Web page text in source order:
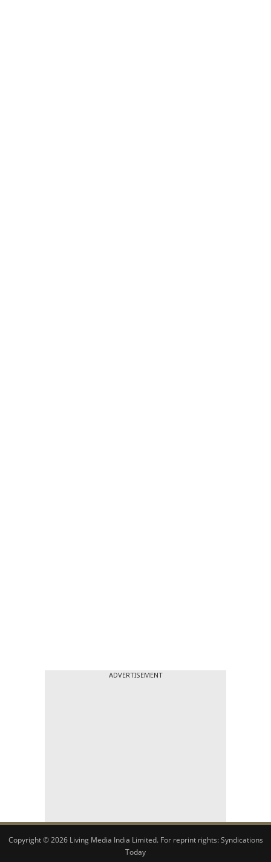
ADVERTISEMENT
Copyright © 2026 Living Media India Limited. For reprint rights:Syndications
Today